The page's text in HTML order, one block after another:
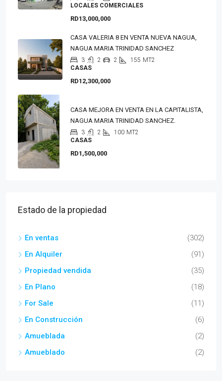
LOCALES COMERCIALES
RD13,000,000
CASA VALERIA 8 EN VENTA NUEVA NAGUA,
NAGUA MARIA TRINIDAD SANCHEZ
3 2 2 155 MT2
CASAS
RD12,300,000
CASA MEJORA EN VENTA EN LA CAPITALISTA,
NAGUA MARIA TRINIDAD SANCHEZ.
3 2 100 MT2
CASAS
RD1,500,000
Estado de la propiedad
En ventas
(302)
En Alquiler
(91)
Propiedad vendida
(35)
En Plano
(18)
For Sale
(11)
En Construcción
(6)
Amueblada
(2)
Amueblado
(2)